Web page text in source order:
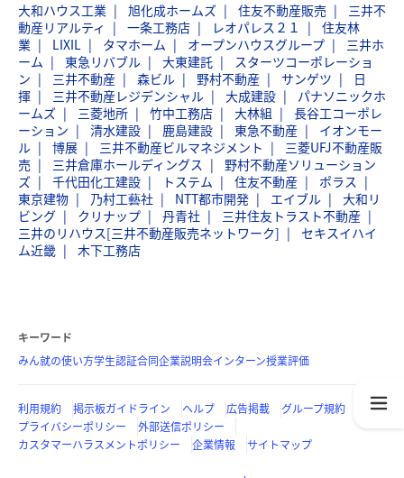
大和ハウス工業 旭化成ホームズ 住友不動産販売
三井不
動産リアルティ
一条工務店 レオパレス２１
住友林
業
LIXIL タマホーム オープンハウスグループ
三井ホ
ーム
東急リバブル 大東建託
スターツコーポレーショ
ン
三井不動産 森ビル 野村不動産 サンゲツ
日
揮
三井不動産レジデンシャル 大成建設
パナソニックホ
ームズ
三菱地所 竹中工務店 大林組
長谷工コーポレ
ーション
清水建設 鹿島建設 東急不動産
イオンモー
ル
博展 三井不動産ビルマネジメント
三菱UFJ不動産販
売
三井倉庫ホールディングス
野村不動産ソリューション
ズ
千代田化工建設 トステム 住友不動産
ポラス
東京建物
乃村工藝社 NTT都市開発 エイブル
大和リ
ビング
クリナップ 丹青社
三井住友トラスト不動産
三井のリハウス[三井不動産販売ネットワーク]
セキスイハイ
ム近畿
木下工務店
キーワード
みん就の使い方学生認証合同企業説明会インターン授業評価
利用規約 掲示板ガイドライン ヘルプ 広告掲載
グループ規約
プライバシーポリシー
外部送信ポリシー
カスタマーハラスメントポリシー
企業情報 サイトマップ